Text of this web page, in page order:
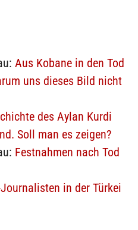
Aus Kobane in den Tod
uns dieses Bild nicht
des Aylan Kurdi
Soll man es zeigen?
Festnahmen nach Tod
in der Türkei